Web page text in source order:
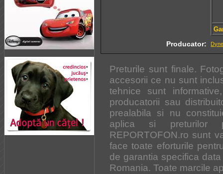
Producator:
Preturile sunt finale.
accesorii ce nu sunt
tehnice sunt
producatorii sau
prealabila si nu
aplica si preturilor
REPORTOFON.ro sunt
face toate eforturile
de garantia specifica
Romania. Toate marcile